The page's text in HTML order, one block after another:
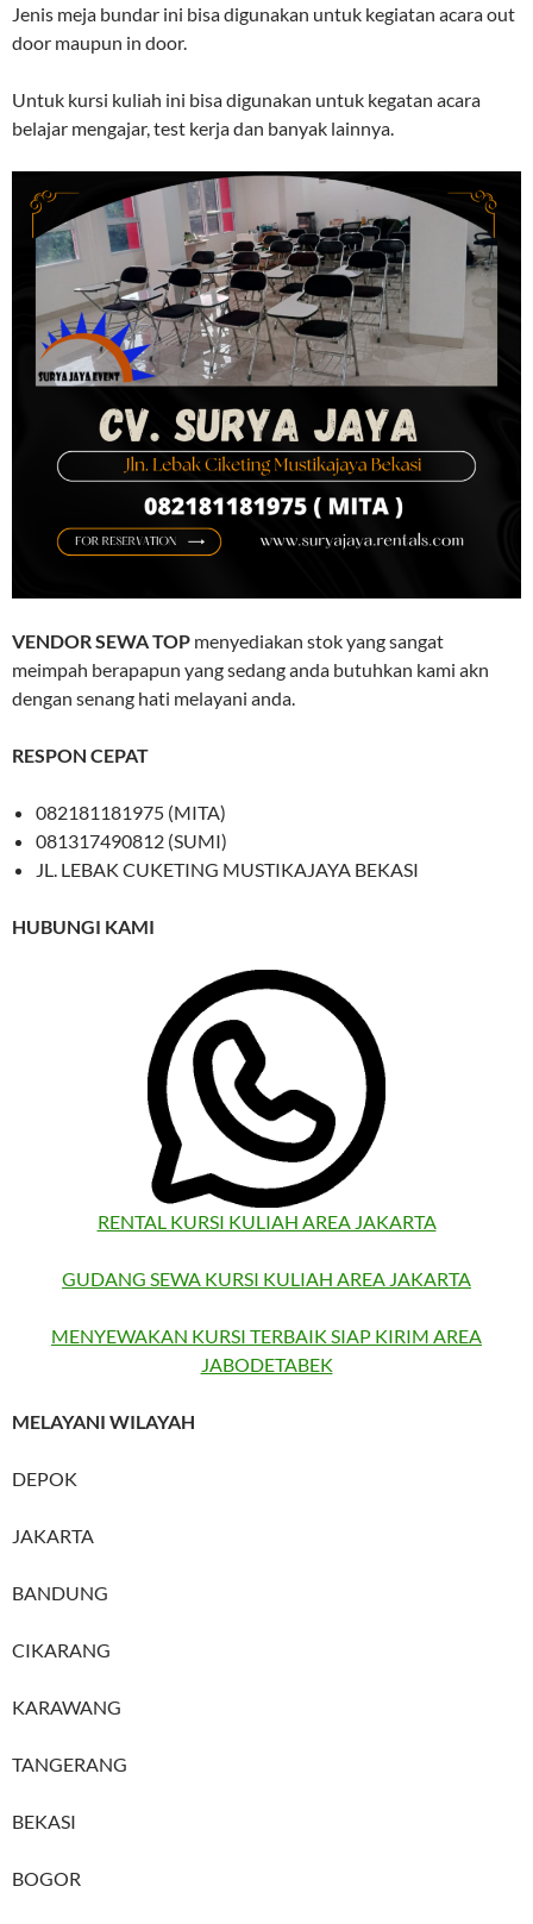
Jenis meja bundar ini bisa digunakan untuk kegiatan acara out
door maupun in door.
Untuk kursi kuliah ini bisa digunakan untuk kegatan acara
belajar mengajar, test kerja dan banyak lainnya.
VENDOR SEWA TOP menyediakan stok yang sangat
meimpah berapapun yang sedang anda butuhkan kami akn
dengan senang hati melayani anda.
RESPON CEPAT
082181181975 (MITA)
081317490812 (SUMI)
JL. LEBAK CUKETING MUSTIKAJAYA BEKASI
HUBUNGI KAMI
RENTAL KURSI KULIAH AREA JAKARTA
GUDANG SEWA KURSI KULIAH AREA JAKARTA
MENYEWAKAN KURSI TERBAIK SIAP KIRIM AREA
JABODETABEK
MELAYANI WILAYAH
DEPOK
JAKARTA
BANDUNG
CIKARANG
KARAWANG
TANGERANG
BEKASI
BOGOR